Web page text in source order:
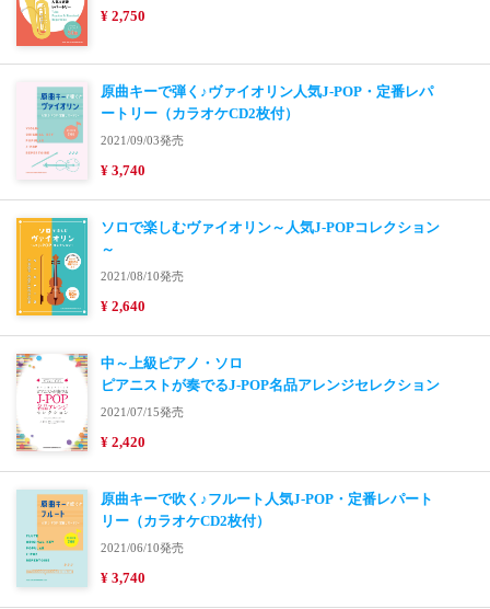
¥ 2,750
原曲キーで弾く♪ヴァイオリン人気J-POP・定番レパ
ートリー（カラオケCD2枚付）
2021/09/03発売
¥ 3,740
ソロで楽しむヴァイオリン～人気J-POPコレクション
～
2021/08/10発売
¥ 2,640
中～上級ピアノ・ソロ
ピアニストが奏でるJ-POP名品アレンジセレクション
2021/07/15発売
¥ 2,420
原曲キーで吹く♪フルート人気J-POP・定番レパート
リー（カラオケCD2枚付）
2021/06/10発売
¥ 3,740